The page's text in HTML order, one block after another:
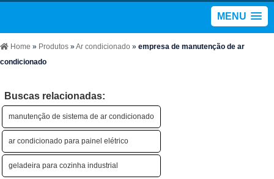
MENU
Home » Produtos »Ar condicionado » empresa de manutenção de ar
condicionado
Buscas relacionadas:
manutenção de sistema de ar condicionado
ar condicionado para painel elétrico
geladeira para cozinha industrial